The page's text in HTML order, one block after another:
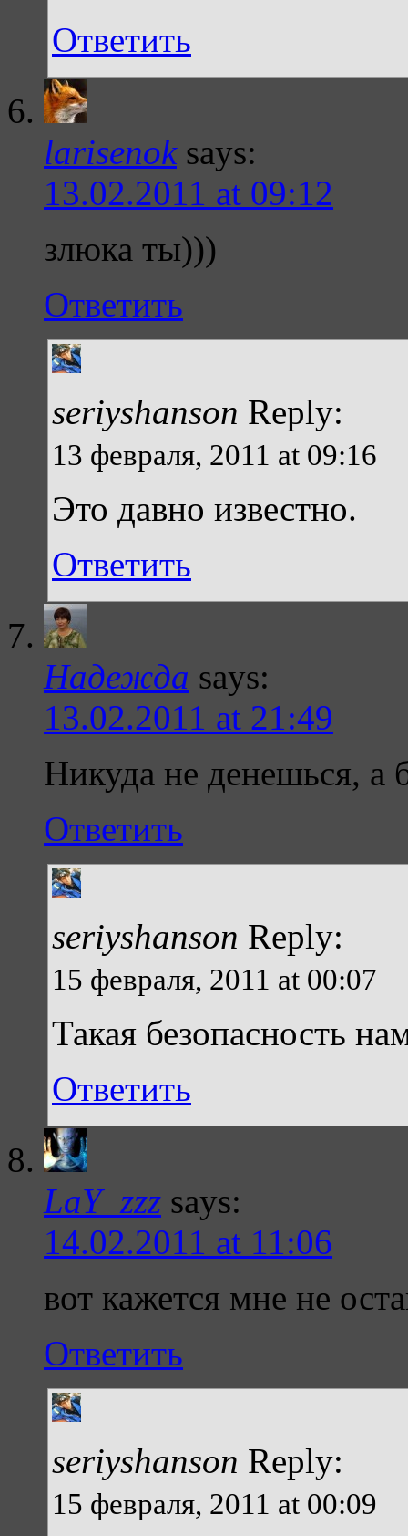
Ответить
larisenok says:
13.02.2011 at 09:12
злюка ты)))
Ответить
seriyshanson Reply:
13 февраля, 2011 at 09:16
Это давно известно.
Ответить
Надежда says:
13.02.2011 at 21:49
Никуда не денешься, а
Ответить
seriyshanson Reply:
15 февраля, 2011 at 00:07
Такая безопасность
Ответить
LaY_zzz says:
14.02.2011 at 11:06
вот кажется мне не
Ответить
seriyshanson Reply:
15 февраля, 2011 at 00:09